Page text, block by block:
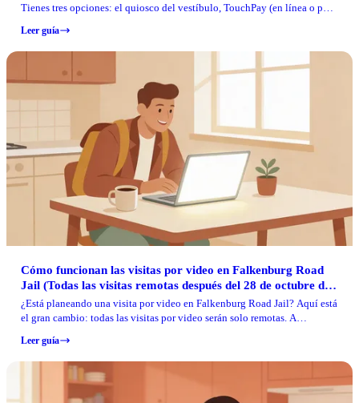
Tienes tres opciones: el quiosco del vestíbulo, TouchPay (en línea o por
Facility Locator y el número de ingreso del recluso — ingresado sin
guiones — para que los fondos lleguen a la persona correcta.
Leer guía
Cómo funcionan las visitas por video en Falkenburg Road
Jail (Todas las visitas remotas después del 28 de octubre de
2025)
¿Está planeando una visita por video en Falkenburg Road Jail? Aquí está
el gran cambio: todas las visitas por video serán solo remotas. A
gratuitas, qué significan las visitas "bajo demanda" y a quién llamar si
tiene problemas.
Leer guía